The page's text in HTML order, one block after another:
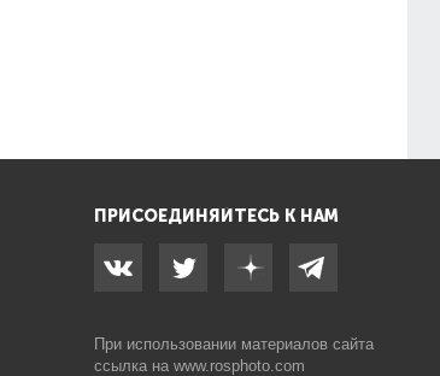
ПРИСОЕДИНЯЙТЕСЬ К НАМ
При использовании материалов сайта
ссылка на www.rosphoto.com